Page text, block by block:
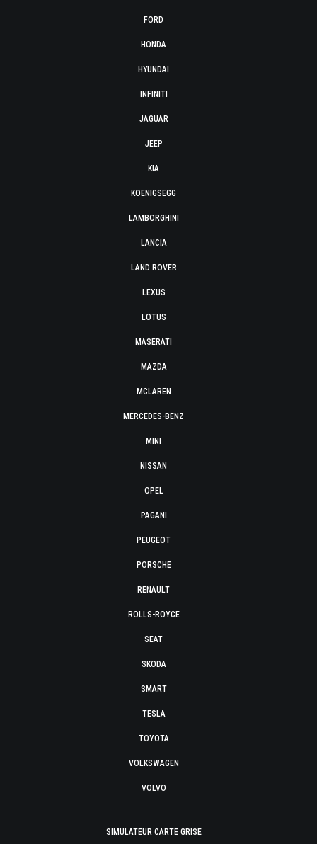
FORD
HONDA
HYUNDAI
INFINITI
JAGUAR
JEEP
KIA
KOENIGSEGG
LAMBORGHINI
LANCIA
LAND ROVER
LEXUS
LOTUS
MASERATI
MAZDA
MCLAREN
MERCEDES-BENZ
MINI
NISSAN
OPEL
PAGANI
PEUGEOT
PORSCHE
RENAULT
ROLLS-ROYCE
SEAT
SKODA
SMART
TESLA
TOYOTA
VOLKSWAGEN
VOLVO
SIMULATEUR CARTE GRISE